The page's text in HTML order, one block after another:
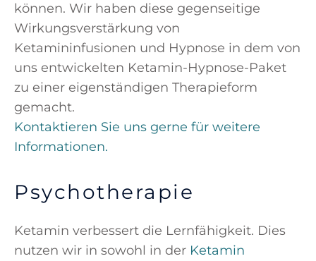
können. Wir haben diese gegenseitige
Wirkungsverstärkung von
Ketamininfusionen und Hypnose in dem von
uns entwickelten Ketamin-Hypnose-Paket
zu einer eigenständigen Therapieform
gemacht.
Kontaktieren Sie uns gerne für weitere
Informationen.
Psychotherapie
Ketamin verbessert die Lernfähigkeit. Dies
nutzen wir in sowohl in der Ketamin